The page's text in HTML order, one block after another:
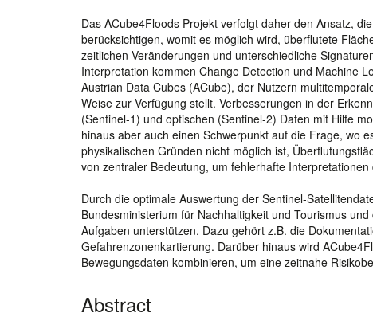
Das ACube4Floods Projekt verfolgt daher den Ansatz,
berücksichtigen, womit es möglich wird, überflutete
zeitlichen Veränderungen und unterschiedliche
Interpretation kommen Change Detection und Machine
Austrian Data Cubes (ACube), der Nutzern
Weise zur Verfügung stellt. Verbesserungen in der
(Sentinel-1) und optischen (Sentinel-2) Daten mit Hilfe
hinaus aber auch einen Schwerpunkt auf die Frage, wo
physikalischen Gründen nicht möglich ist,
von zentraler Bedeutung, um fehlerhafte
Durch die optimale Auswertung der Sentinel-
Bundesministerium für Nachhaltigkeit und Tourismus
Aufgaben unterstützen. Dazu gehört z.B. die
Gefahrenzonenkartierung. Darüber hinaus wird
Bewegungsdaten kombinieren, um eine zeitnahe
Abstract